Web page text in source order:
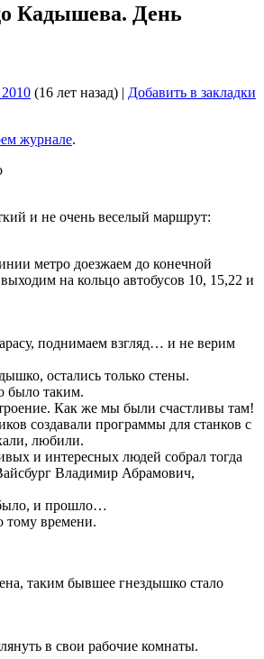
Кадышева. День
(16 лет назад) | Добавить в закладки
журнале.
и не очень веселый маршрут:
метро доезжаем до конечной
на кольцо автобусов 10, 15,22 и
поднимаем взгляд… и не верим
остались только стены.
было таким.
Как же мы были счастливы там!
создавали программы для станков с
любили.
и интересных людей собрал тогда
Владимир Абрамович,
и прошло…
тому времени.
таким бывшее гнездышко стало
в свои рабочие комнаты.